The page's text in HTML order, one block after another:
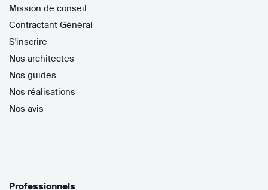
Mission de conseil
Contractant Général
S'inscrire
Nos architectes
Nos guides
Nos réalisations
Nos avis
Professionnels